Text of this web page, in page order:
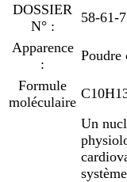
DOSSIER
N° :
58-61-7
Apparence
:
Poudre
Formule
moléculaire
Un